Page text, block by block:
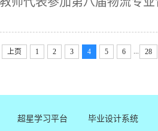
上页 1 2 3 4 5 6 28
超星学习平台 毕业设计系统